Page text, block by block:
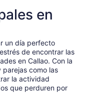
en
un día perfecto
de encontrar las
en Callao. Con la
como las
la actividad
que perduren por